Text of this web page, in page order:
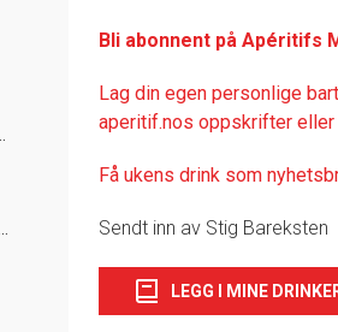
Bli abonnent på Apéritifs
Lag din egen personlige
aperitif.nos oppskrifter
Få ukens drink som
Sendt inn av Stig Bareksten
LEGG I MINE